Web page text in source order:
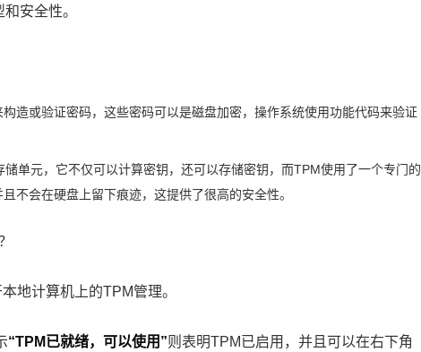
安全性。
造或验证密码，这些密码可以是磁盘加密，操作系统使用功能代码来验证
单元，它不仅可以计算密钥，还可以存储密钥，而TPM使用了一个专门的
不会在硬盘上留下痕迹，这提供了很高的安全性。
地计算机上的TPM管理。
“TPM已就绪，可以使用”则表明TPM已启用，并且可以在右下角